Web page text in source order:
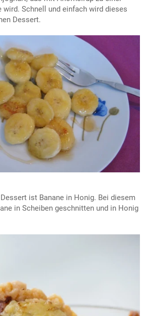
wird. Schnell und einfach wird dieses
Dessert.
ist Banane in Honig. Bei diesem
in Scheiben geschnitten und in Honig